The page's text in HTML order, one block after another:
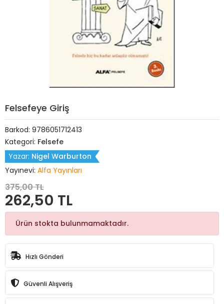
Felsefeye Giriş
Barkod: 9786051712413
Kategori: Felsefe
Yazar: Nigel Warburton
Yayınevi: Alfa Yayınları
375,00 TL
262,50 TL
Ürün stokta bulunmamaktadır.
Hızlı Gönderi
Güvenli Alışveriş